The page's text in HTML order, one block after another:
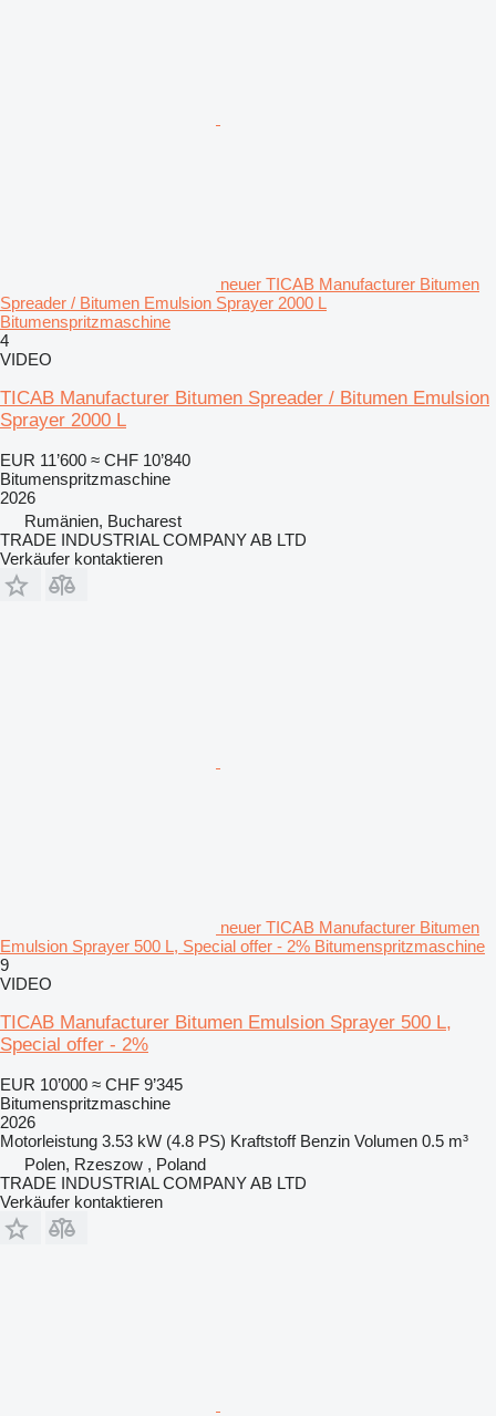
neuer TICAB Manufacturer Bitumen
Spreader / Bitumen Emulsion Sprayer 2000 L
Bitumenspritzmaschine
4
VIDEO
TICAB Manufacturer Bitumen Spreader / Bitumen Emulsion
Sprayer 2000 L
EUR 11’600 ≈ CHF 10’840
Bitumenspritzmaschine
2026
Rumänien, Bucharest
TRADE INDUSTRIAL COMPANY AB LTD
Verkäufer kontaktieren
neuer TICAB Manufacturer Bitumen
Emulsion Sprayer 500 L, Special offer - 2% Bitumenspritzmaschine
9
VIDEO
TICAB Manufacturer Bitumen Emulsion Sprayer 500 L,
Special offer - 2%
EUR 10’000 ≈ CHF 9’345
Bitumenspritzmaschine
2026
Motorleistung 3.53 kW (4.8 PS) Kraftstoff Benzin Volumen 0.5 m³
Polen, Rzeszow , Poland
TRADE INDUSTRIAL COMPANY AB LTD
Verkäufer kontaktieren